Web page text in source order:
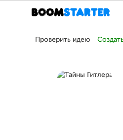
Проверить идею